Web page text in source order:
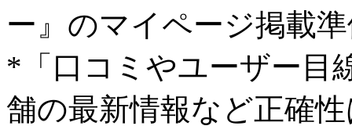
ー』のマイページ掲載
*「口コミやユーザー目
舗の最新情報など正確